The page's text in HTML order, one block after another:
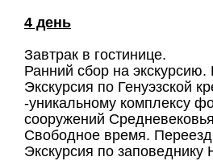
4 день
Завтрак в гостинице.
Ранний сбор на
Экскурсия по Генуэзской
-уникальному комплексу
сооружений
Свободное время.
Экскурсия по